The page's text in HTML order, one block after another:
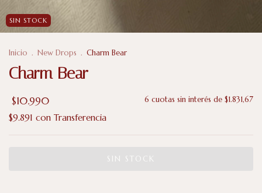
SIN STOCK
Inicio . New Drops . Charm Bear
Charm Bear
$10.990 6 cuotas sin interés de $1.831,67
$9.891 con Transferencia